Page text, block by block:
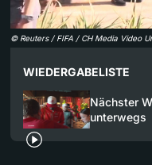
© Reuters / FIFA / CH Media Video
WIEDERGABELISTE
Nächster
unterwegs